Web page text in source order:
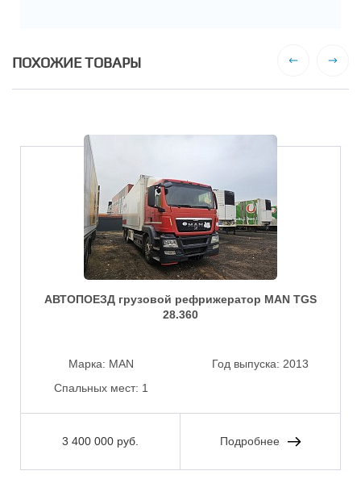
ПОХОЖИЕ ТОВАРЫ
АВТОПОЕЗД грузовой рефрижератор MAN TGS
28.360
Марка: MAN Год выпуска: 2013
Спальных мест: 1
3 400 000 руб. Подробнее